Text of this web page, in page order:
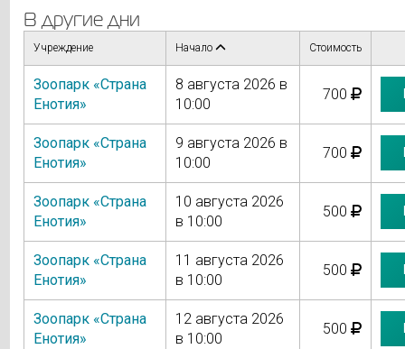
В другие дни
Учреждение Начало Стоимость
Зоопарк «Страна
Енотия»
8 августа 2026 в
10:00
700
Зоопарк «Страна
Енотия»
9 августа 2026 в
10:00
700
Зоопарк «Страна
Енотия»
10 августа 2026
в 10:00
500
Зоопарк «Страна
Енотия»
11 августа 2026
в 10:00
500
Зоопарк «Страна
Енотия»
12 августа 2026
в 10:00
500